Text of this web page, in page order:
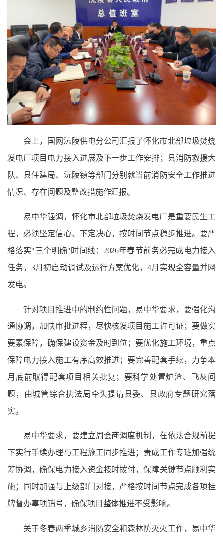
会上，国网沅陵供电分公司汇报了怀化市北部垃圾焚烧
发电厂项目电力接入进展及下一步工作安排；县消防救援大
队、县住建局、沅陵镇等部门分别就当前消防安全工作推进
情况、存在问题及整改措施作汇报。
易中华强调，怀化市北部垃圾焚烧发电厂是重要民生工
程，必须坚定信心、下定决心，按时间节点稳步推进。要严
格落实"三个明确"时间线：2026年春节前务必完成电力接入
任务，3月初启动调试及运行方案优化，4月实现全容量并网
发电。
针对项目推进中的制约性问题，易中华要求，要强化沟
通协调，加快审批进程，尽快核发项目施工许可证；要做实
要素保障，确保建设资金及时到位；要优化施工环境，重点
保障电力接入施工有序高效推进；要完善配套手续，力争本
月底前取得配套项目相关批复；要科学处置炉渣、飞灰问
题，由城管综合执法局牵头提请县委、县政府专题研究落
实。
易中华要求，要建立周会商调度机制，在依法合规前提
下实行手续办理与工程施工同步推进；责成工作专班加强统
筹协调，确保电力接入资金按时拨付，保障关键节点顺利实
施；同时加强与上级部门对接，严格按时间节点完成各项挂
牌督办事项销号，确保项目整体推进不受影响。
关于冬春两季城乡消防安全和森林防灭火工作，易中华